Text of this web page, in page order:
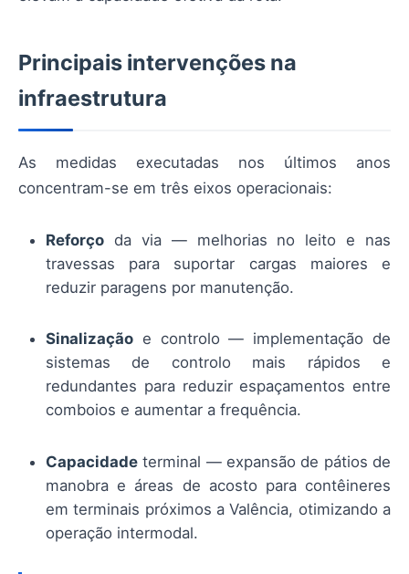
Principais intervenções na
infraestrutura
As medidas executadas nos últimos anos
concentram-se em três eixos operacionais:
Reforço da via — melhorias no leito e nas
travessas para suportar cargas maiores e
reduzir paragens por manutenção.
Sinalização e controlo — implementação de
sistemas de controlo mais rápidos e
redundantes para reduzir espaçamentos entre
comboios e aumentar a frequência.
Capacidade terminal — expansão de pátios de
manobra e áreas de acosto para contêineres
em terminais próximos a Valência, otimizando a
operação intermodal.